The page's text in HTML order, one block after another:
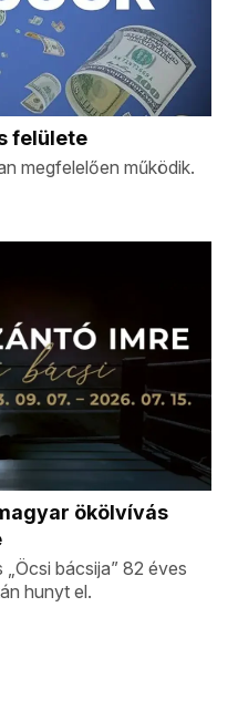
felülete
megfelelően működik.
ökölvívás
bácsija” 82 éves
hunyt el.